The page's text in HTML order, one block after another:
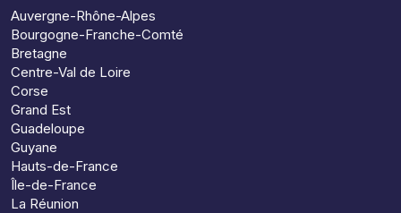
Auvergne-Rhône-Alpes
Bourgogne-Franche-Comté
Bretagne
Centre-Val de Loire
Corse
Grand Est
Guadeloupe
Guyane
Hauts-de-France
Île-de-France
La Réunion